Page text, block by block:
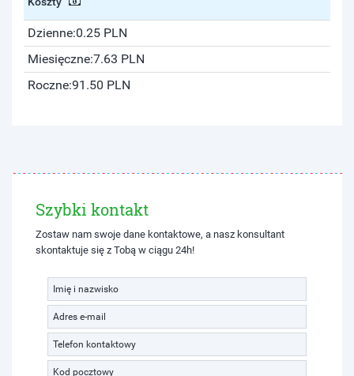
Dzienne:0.25 PLN
Miesięczne:7.63 PLN
Roczne:91.50 PLN
Szybki kontakt
Zostaw nam swoje dane kontaktowe, a nasz konsultant
skontaktuje się z Tobą w ciągu 24h!